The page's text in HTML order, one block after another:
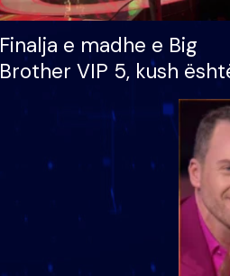
Finalja e madhe e Big
Brother VIP 5, kush
banori i parë që lë
dhe humb mundësinë
të fituar çmimin e madh